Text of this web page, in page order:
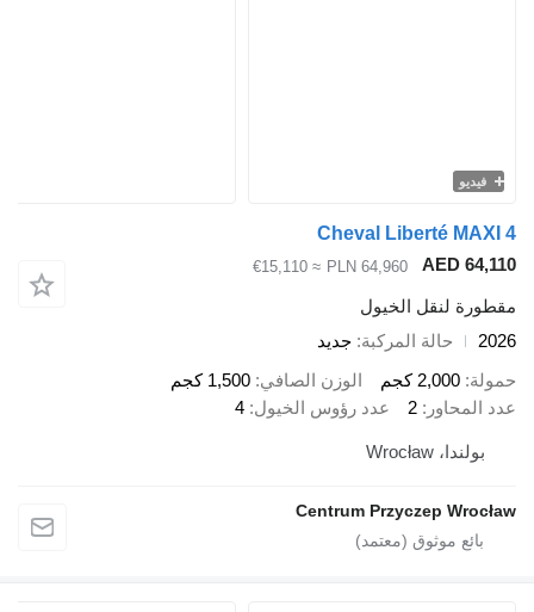
Cheval Liberté
AED
PLN 64,960
≈ €15,110
لنقل الخيول
حالة المركبة جديد
2,000 كجم الوزن الصافي 1,500 كجم
2 عدد رؤوس الخيول 4
Centrum Przyczep